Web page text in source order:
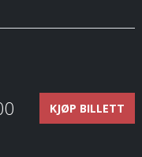
KJØP BILLETT